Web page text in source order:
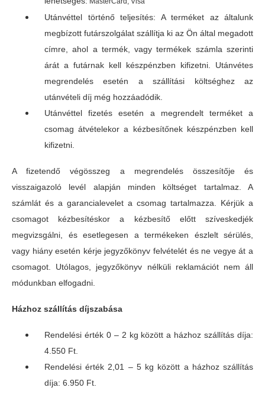
Utánvéttel történő teljesítés: A terméket az általunk
megbízott futárszolgálat szállítja ki az Ön által megadott
címre, ahol a termék, vagy termékek számla szerinti
árát a futárnak kell készpénzben kifizetni. Utánvétes
megrendelés esetén a szállítási költséghez az
utánvételi díj még hozzáadódik.
Utánvéttel fizetés esetén a megrendelt terméket a
csomag átvételekor a kézbesítőnek készpénzben kell
kifizetni.
A fizetendő végösszeg a megrendelés összesítője és
visszaigazoló levél alapján minden költséget tartalmaz. A
számlát és a garancialevelet a csomag tartalmazza. Kérjük a
csomagot kézbesítéskor a kézbesítő előtt szíveskedjék
megvizsgálni, és esetlegesen a termékeken észlelt sérülés,
vagy hiány esetén kérje jegyzőkönyv felvételét és ne vegye át a
csomagot. Utólagos, jegyzőkönyv nélküli reklamációt nem áll
módunkban elfogadni.
Házhoz szállítás díjszabása
Rendelési érték 0 – 2 kg között a házhoz szállítás díja:
4.550 Ft.
Rendelési érték 2,01 – 5 kg között a házhoz szállítás
díja: 6.950 Ft.